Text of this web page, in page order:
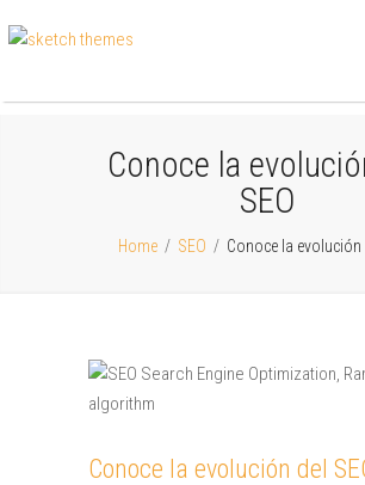
Conoce la
SEO
Home / SEO / Conoce la evolución
Conoce la evolución del